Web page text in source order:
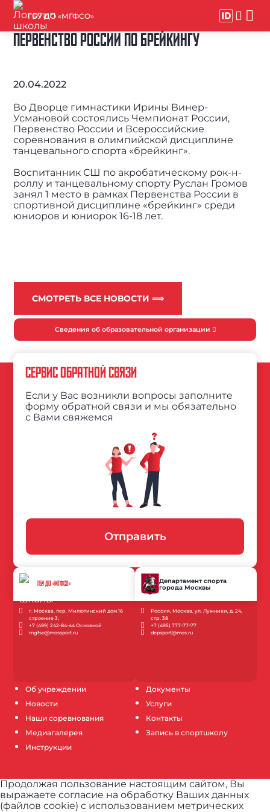
ГБУ ДО «МГФСО»
ПЕРВЕНСТВО РОССИИ ПО БРЕЙКИНГУ
20.04.2022
Во Дворце гимнастики Ирины Винер-
Усмановой состоялись Чемпионат России,
Первенство России и Всероссийские
соревнования в олимпийской дисциплине
танцевального спорта «брейкинг».
Воспитанник СШ по акробатическому рок-н-
роллу и танцевальному спорту Руслан Громов
занял 1 место в рамках Первенства России в
спортивной дисциплине «брейкинг» среди
юниоров и юниорок 16-18 лет.
СМОТРЕТЬ ВСЕ НОВОСТИ ⟹
Сведения об образовательной организации
Об учреждении
Новости
Наши соревнования
Медиагалерея
Инструкции
Документы
Услуги
Контакты
Запись в спортшколу
СЕРВИС ОБРАТНОЙ СВЯЗИ
Если у Вас возникли вопросы заполните
форму обратной связи и мы обязательно
с Вами свяжемся
Отправить
ГБУ ДО «МГФСО»
г. Москва, пер. Милютинский дом 16
строение 3;
+7 (499) 242-84-44 Основной
mgfso@mossport.ru
Департамент спорта
города Москвы
Россия, Москва, ул. Лужники, д. 24,
стр. 38
+7 (495) 777-77-77
depsport@mos.ru
Продолжая пользование настоящим сайтом, Вы
выражаете согласие на обработку Ваших данных
(файлов cookie) с использованием метрических